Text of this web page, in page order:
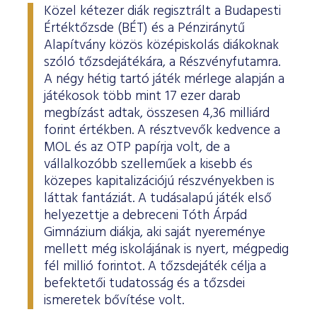
Közel kétezer diák regisztrált a Budapesti
Értéktőzsde (BÉT) és a Pénziránytű
Alapítvány közös középiskolás diákoknak
szóló tőzsdejátékára, a Részvényfutamra.
A négy hétig tartó játék mérlege alapján a
játékosok több mint 17 ezer darab
megbízást adtak, összesen 4,36 milliárd
forint értékben. A résztvevők kedvence a
MOL és az OTP papírja volt, de a
vállalkozóbb szelleműek a kisebb és
közepes kapitalizációjú részvényekben is
láttak fantáziát. A tudásalapú játék első
helyezettje a debreceni Tóth Árpád
Gimnázium diákja, aki saját nyereménye
mellett még iskolájának is nyert, mégpedig
fél millió forintot. A tőzsdejáték célja a
befektetői tudatosság és a tőzsdei
ismeretek bővítése volt.